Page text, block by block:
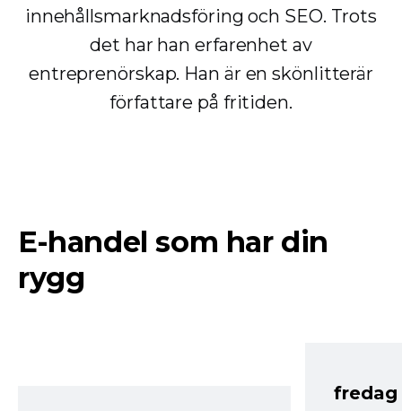
innehållsmarknadsföring och SEO. Trots
det har han erfarenhet av
entreprenörskap. Han är en skönlitterär
författare på fritiden.
E-handel som har din
rygg
fredag